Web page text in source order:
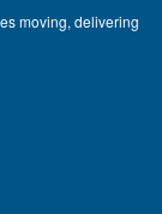
moving, delivering